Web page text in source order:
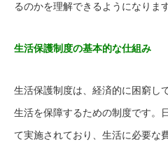
るのかを理解できるようになります
生活保護制度の基本的な仕組み
生活保護制度は、経済的に困窮し
生活を保障するための制度です。
て実施されており、生活に必要な